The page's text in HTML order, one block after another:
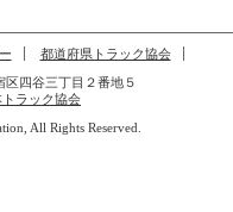
都道府県トラック協会
四谷三丁目２番地５
ラック協会
All Rights Reserved.